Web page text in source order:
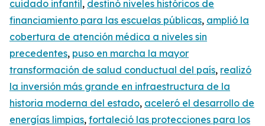
cuidado infantil, destinó niveles históricos de
financiamiento para las escuelas públicas, amplió la
cobertura de atención médica a niveles sin
precedentes, puso en marcha la mayor
transformación de salud conductual del país, realizó
la inversión más grande en infraestructura de la
historia moderna del estado, aceleró el desarrollo de
energías limpias, fortaleció las protecciones para los